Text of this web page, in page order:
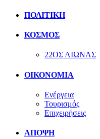
ΠΟΛΙΤΙΚΗ
ΚΟΣΜΟΣ
22ΟΣ ΑΙΩΝΑΣ
ΟΙΚΟΝΟΜΙΑ
Ενέργεια
Τουρισμός
Επιχειρήσεις
ΑΠΟΨΗ